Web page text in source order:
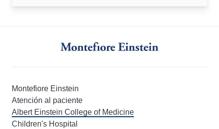
Montefiore Einstein
Atención al paciente
Albert Einstein College of Medicine
Children's Hospital